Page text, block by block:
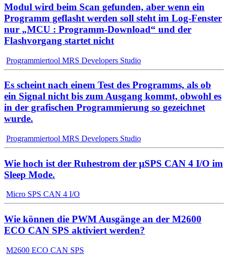
Modul wird beim Scan gefunden, aber wenn ein
Programm geflasht werden soll steht im Log-Fenster
nur „MCU : Programm-Download“ und der
Flashvorgang startet nicht
Programmiertool MRS Developers Studio
Es scheint nach einem Test des Programms, als ob
ein Signal nicht bis zum Ausgang kommt, obwohl es
in der grafischen Programmierung so gezeichnet
wurde.
Programmiertool MRS Developers Studio
Wie hoch ist der Ruhestrom der µSPS CAN 4 I/O im
Sleep Mode.
Micro SPS CAN 4 I/O
Wie können die PWM Ausgänge an der M2600
ECO CAN SPS aktiviert werden?
M2600 ECO CAN SPS